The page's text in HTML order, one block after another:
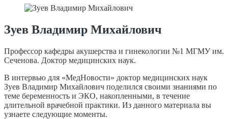
Зуев Владимир Михайлович
Профессор кафедры акушерства и гинекологии №1 МГМУ им.
Сеченова. Доктор медицинских наук.
В интервью для «МедНовости» доктор медицинских наук
Зуев Владимир Михайлович поделился своими знаниями по
теме беременность и ЭКО, накопленными, в течение
длительной врачебной практики. Из данного материала вы
узнаете следующие моменты.